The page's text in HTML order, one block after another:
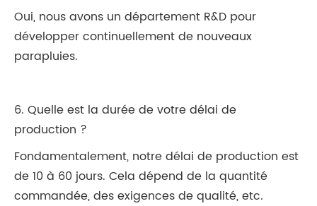
Oui, nous avons un département R&D pour
développer continuellement de nouveaux
parapluies.
6. Quelle est la durée de votre délai de
production ?
Fondamentalement, notre délai de production est
de 10 à 60 jours. Cela dépend de la quantité
commandée, des exigences de qualité, etc.